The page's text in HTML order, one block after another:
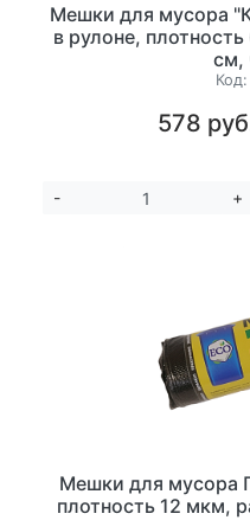
Мешки для мусора
в рулоне,
см,
Код:
578
- +
Мешки для мусора
плотность 12 мкм,